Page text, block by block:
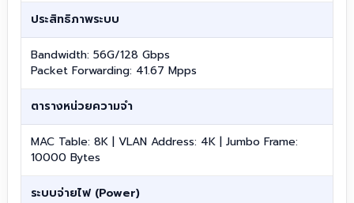
ประสิทธิภาพระบบ
Bandwidth: 56G/128 Gbps
Packet Forwarding: 41.67 Mpps
ตารางหน่วยความจำ
MAC Table: 8K | VLAN Address: 4K | Jumbo Frame:
10000 Bytes
ระบบจ่ายไฟ (Power)